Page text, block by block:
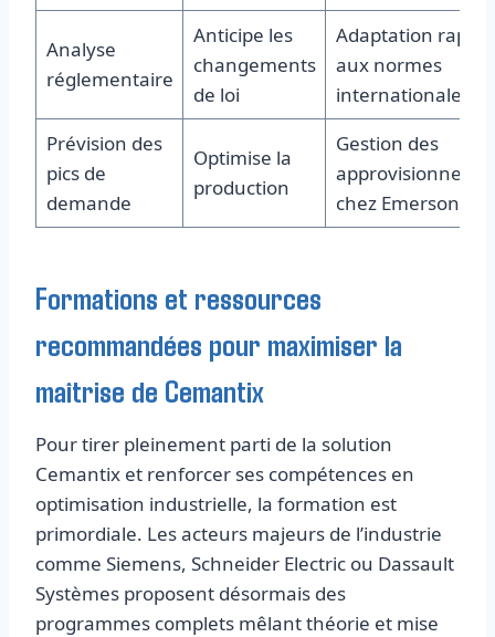
Analyse
réglementaire
Anticipe les
changements
de loi
Adaptation rapide
aux normes
internationales
Prévision des
pics de
demande
Optimise la
production
Gestion des
chez Emerson
Formations et ressources
recommandées pour maximiser la
maîtrise de Cemantix
Pour tirer pleinement parti de la solution
Cemantix et renforcer ses compétences en
optimisation industrielle, la formation est
primordiale. Les acteurs majeurs de l’industrie
comme Siemens, Schneider Electric ou Dassault
Systèmes proposent désormais des
programmes complets mêlant théorie et mise